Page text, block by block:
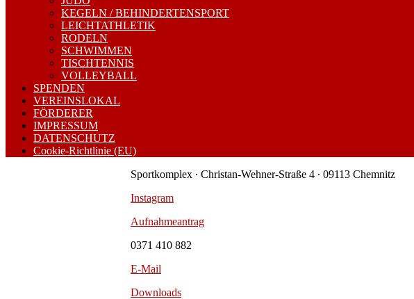
KEGELN / BEHINDERTENSPORT
LEICHTATHLETIK
RODELN
SCHWIMMEN
TISCHTENNIS
VOLLEYBALL
SPENDEN
VEREINSLOKAL
FÖRDERER
IMPRESSUM
DATENSCHUTZ
Cookie-Richtlinie (EU)
Sportkomplex ∙ Christan-Wehner-Straße 4 ∙ 09113 Chemnitz
Instagram
Aufnahmeantrag
0371 410 882
E-Mail
Downloads